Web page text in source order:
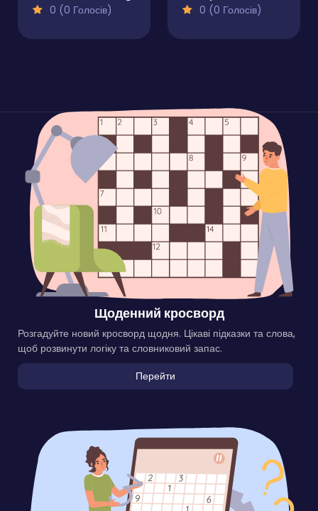
0 (0 Голосів) 0 (0 Голосів)
Щоденний кросворд
Розгадуйте новий кросворд щодня. Цікаві підказки та слова,
щоб розвинути логіку та словниковий запас.
Перейти